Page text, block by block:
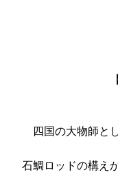
四国の大物師と
石鯛ロッドの構え